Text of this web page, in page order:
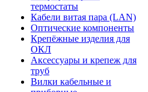
термостаты
Кабели витая пара (LAN)
Оптические компоненты
Крепёжные изделия для
ОКЛ
Аксессуары и крепеж для
труб
Вилки кабельные и